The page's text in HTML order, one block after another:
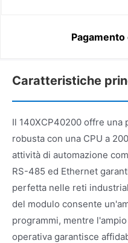
Caratteristiche
Il 140XCP40200 offre una
robusta con una CPU a
attività di automazione
RS-485 ed Ethernet
perfetta nelle reti
del modulo consente
programmi, mentre
operativa garantisce